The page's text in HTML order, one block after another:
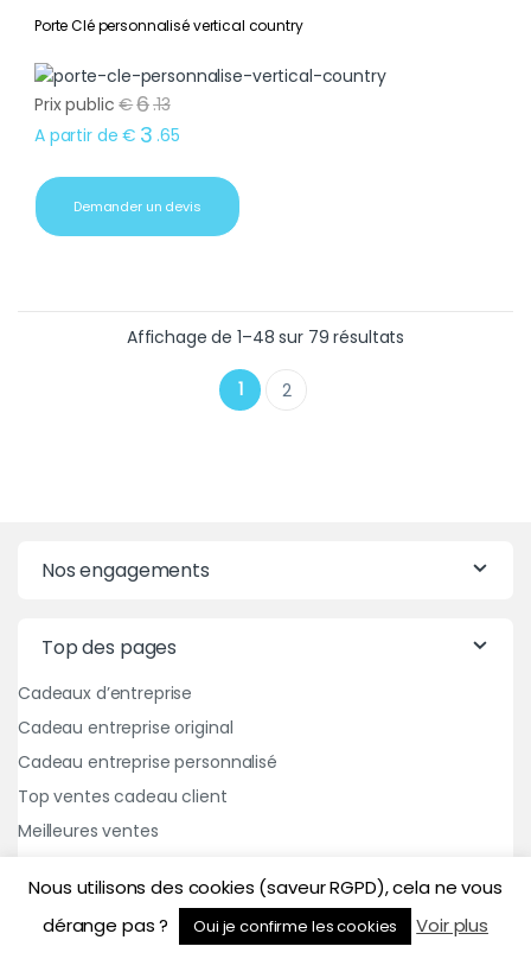
Porte Clé personnalisé vertical country
Prix public €6.13
A partir de € 3 .65
Demander un devis
Affichage de 1–48 sur 79 résultats
1 2
Nos engagements
Top des pages
Cadeaux d’entreprise
Cadeau entreprise original
Cadeau entreprise personnalisé
Top ventes cadeau client
Meilleures ventes
Conditions générales de vente
Nous utilisons des cookies (saveur RGPD), cela ne vous
dérange pas ?
Oui je confirme les cookies Voir plus